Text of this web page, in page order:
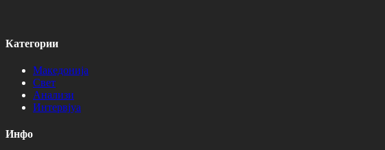
Категории
Македонија
Свет
Анализи
Интервјуа
Инфо